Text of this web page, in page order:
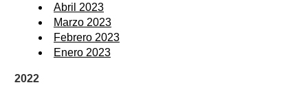
Abril 2023
Marzo 2023
Febrero 2023
Enero 2023
2022